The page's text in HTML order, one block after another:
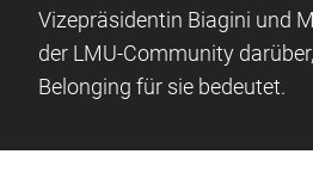
Vizepräsidentin Biagini und
der LMU-Community
Belonging für sie bedeutet.